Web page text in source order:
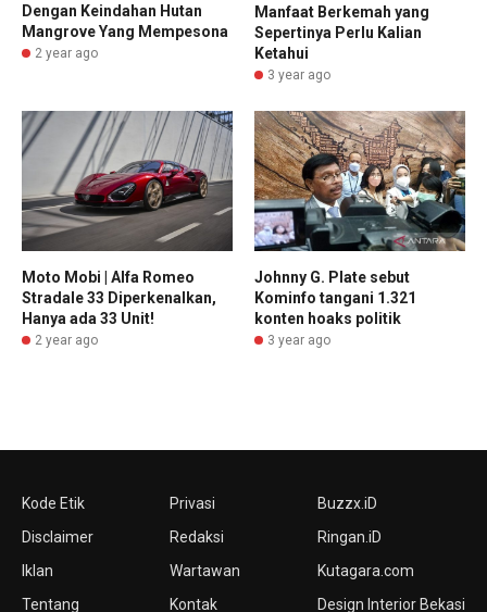
Dengan Keindahan Hutan
Mangrove Yang Mempesona
2 year ago
Manfaat Berkemah yang
Sepertinya Perlu Kalian
Ketahui
3 year ago
Moto Mobi | Alfa Romeo
Stradale 33 Diperkenalkan,
Hanya ada 33 Unit!
2 year ago
Johnny G. Plate sebut
Kominfo tangani 1.321
konten hoaks politik
3 year ago
Kode Etik
Disclaimer
Iklan
Tentang
Privasi
Redaksi
Wartawan
Kontak
Buzzx.iD
Ringan.iD
Kutagara.com
Design Interior Bekasi